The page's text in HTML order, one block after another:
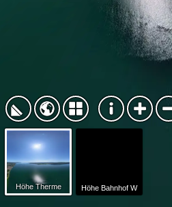
Höhe Therme Höhe Bahnhof W